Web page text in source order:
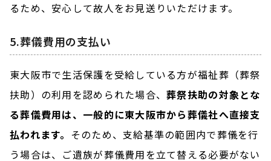
るため、安心して故人をお見送りいただけます。
5.葬儀費用の支払い
東大阪市で生活保護を受給している方が福祉葬（葬祭
扶助）の利用を認められた場合、葬祭扶助の対象とな
る葬儀費用は、一般的に東大阪市から葬儀社へ直接支
払われます。 そのため、支給基準の範囲内で葬儀を行
う場合は、ご遺族が葬儀費用を立て替える必要がない